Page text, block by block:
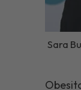
Sara